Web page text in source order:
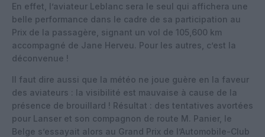
En effet, l’aviateur Leblanc sera le seul qui affichera une
belle performance dans le cadre de sa participation au
Prix de la passagère, signant un vol de 105,600 km
accompagné de Jane Herveu. Pour les autres, c’est la
déconvenue !
Il faut dire aussi que la météo ne joue guère en la faveur
des aviateurs : la visibilité est mauvaise à cause de la
présence de brouillard ! Résultat : des tentatives avortées
pour Lanser et son compagnon de route M. Panier, le
Belge s’essayait alors au Grand Prix de l’Automobile-Club